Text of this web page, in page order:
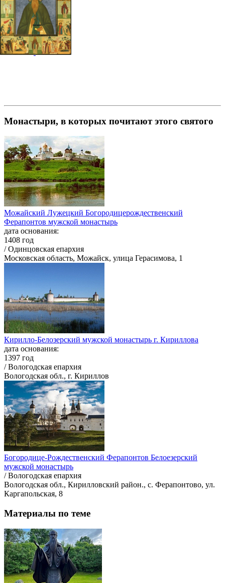
Монастыри, в которых почитают этого святого
Можайский Лужецкий Богородицерождественский
Ферапонтов мужской монастырь
дата основания:
1408 год
/ Одинцовская епархия
Московская область, Можайск, улица Герасимова, 1
Кирилло-Белозерский мужской монастырь г. Кириллова
дата основания:
1397 год
/ Вологодская епархия
Вологодская обл., г. Кириллов
Богородице-Рождественский Ферапонтов Белоезерский
мужской монастырь
/ Вологодская епархия
Вологодская обл., Кирилловский район., с. Ферапонтово, ул.
Каргапольская, 8
Материалы по теме